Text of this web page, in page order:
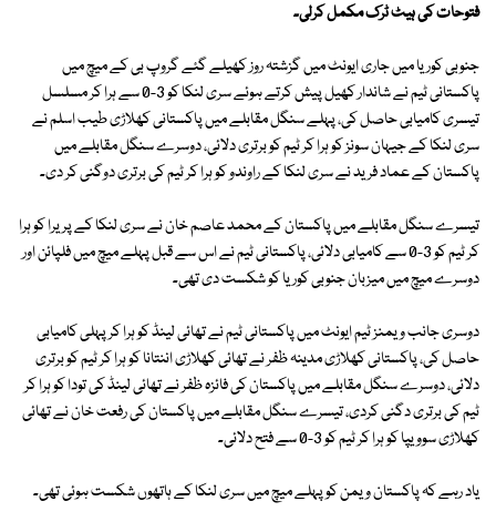
فتوحات کی ہیٹ ٹرک مکمل کرلی۔
جنوبی کوریا میں جاری ایونٹ میں گزشتہ روز کھیلے گئے گروپ بی کے میچ میں
پاکستانی ٹیم نے شاندار کھیل پیش کرتے ہوئے سری لنکا کو 3-0 سے ہرا کر مسلسل
تیسری کامیابی حاصل کی، پہلے سنگل مقابلے میں پاکستانی کھلاڑی طیب اسلم نے
سری لنکا کے جیہان سونز کو ہرا کر ٹیم کو برتری دلائی، دوسرے سنگل مقابلے میں
پاکستان کے عماد فرید نے سری لنکا کے راوندو کو ہرا کر ٹیم کی برتری دوگنی کر دی۔
تیسرے سنگل مقابلے میں پاکستان کے محمد عاصم خان نے سری لنکا کے پریرا کو ہرا
کر ٹیم کو 3-0 سے کامیابی دلائی، پاکستانی ٹیم نے اس سے قبل پہلے میچ میں فلپائن اور
دوسرے میچ میں میزبان جنوبی کوریا کو شکست دی تھی۔
دوسری جانب ویمنز ٹیم ایونٹ میں پاکستانی ٹیم نے تھائی لینڈ کو ہرا کر پہلی کامیابی
حاصل کی، پاکستانی کھلاڑی مدینہ ظفر نے تھائی کھلاڑی اننتانا کو ہرا کر ٹیم کو برتری
دلائی، دوسرے سنگل مقابلے میں پاکستان کی فائزہ ظفر نے تھائی لینڈ کی تودا کو ہرا کر
ٹیم کی برتری دگنی کردی، تیسرے سنگل مقابلے میں پاکستان کی رفعت خان نے تھائی
کھلاڑی سوویپا کو ہرا کر ٹیم کو 3-0 سے فتح دلائی۔
یاد رہے کہ پاکستان ویمن کو پہلے میچ میں سری لنکا کے ہاتھوں شکست ہوئی تھی۔